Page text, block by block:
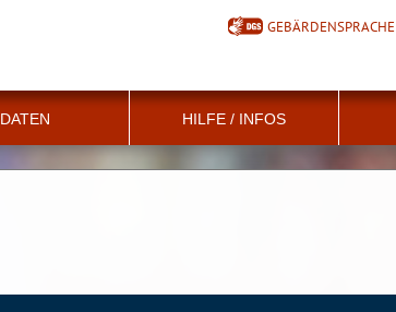
GEBÄRDENSPRACHE
DATEN HILFE / INFOS